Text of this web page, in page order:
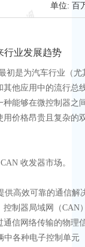
单位: 百
行业发展趋势
初是为汽车行业（尤
他应用中的流行总
能够在微控制器之
价格昂贵且复杂的
收发器市场。
供高效可靠的通信解
制器局域网（CAN
通信网络传输的物理
各种电子控制单元